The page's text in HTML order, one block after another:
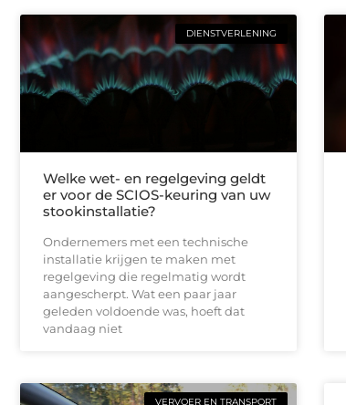
DIENSTVERLENING
Welke wet- en regelgeving geldt
er voor de SCIOS-keuring van uw
stookinstallatie?
Ondernemers met een technische
installatie krijgen te maken met
regelgeving die regelmatig wordt
aangescherpt. Wat een paar jaar
geleden voldoende was, hoeft dat
vandaag niet
VERVOER EN TRANSPORT